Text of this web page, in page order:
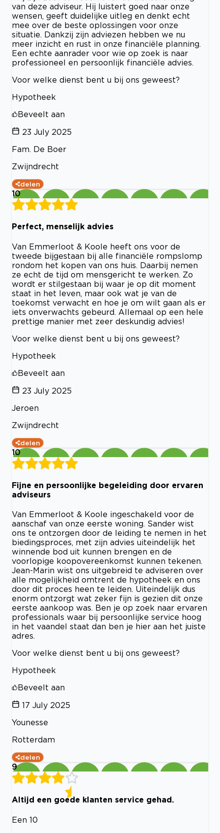
van deze adviseur. Hij luistert goed naar onze
wensen, geeft duidelijke uitleg en denkt echt
mee over de beste oplossingen voor onze
situatie. Dankzij zijn adviezen hebben we nu
meer inzicht en rust in onze financiële planning.
Een echte aanrader voor wie op zoek is naar
professioneel en persoonlijk financiële advies.
Voor welke dienst bent u bij ons geweest?
Hypotheek
Beveelt aan
23 July 2025
Fam. De Boer
Zwijndrecht
delen
10
Perfect, menselijk advies
Van Emmerloot & Koole heeft ons voor de
tweede bijgestaan bij alle financiële rompslomp
rondom het kopen van ons huis. Daarbij nemen
ze echt de tijd om mensgericht te werken. Zo
wordt er stilgestaan bij waar je op dit moment
staat in het leven, maar ook wat je van de
toekomst verwacht en hoe je om wilt gaan als er
iets onverwachts gebeurd. Allemaal op een hele
prettige manier met zeer deskundig advies!
Voor welke dienst bent u bij ons geweest?
Hypotheek
Beveelt aan
23 July 2025
Jeroen
Zwijndrecht
delen
10
Fijne en persoonlijke begeleiding door ervaren
adviseurs
Van Emmerloot & Koole ingeschakeld voor de
aanschaf van onze eerste woning. Sander wist
ons te ontzorgen door de leiding te nemen in het
biedingsproces, met zijn advies uiteindelijk het
winnende bod uit kunnen brengen en de
voorlopige koopovereenkomst kunnen tekenen.
Jean-Marin wist ons uitgebreid te adviseren over
alle mogelijkheid omtrent de hypotheek en ons
door dit proces heen te leiden. Uiteindelijk dus
enorm ontzorgt wat zeker fijn is gezien dit onze
eerste aankoop was. Ben je op zoek naar ervaren
professionals waar bij persoonlijke service hoog
in het vaandel staat dan ben je hier aan het juiste
adres.
Voor welke dienst bent u bij ons geweest?
Hypotheek
Beveelt aan
17 July 2025
Younesse
Rotterdam
delen
9
Altijd een goede klanten service gehad.
Een 10